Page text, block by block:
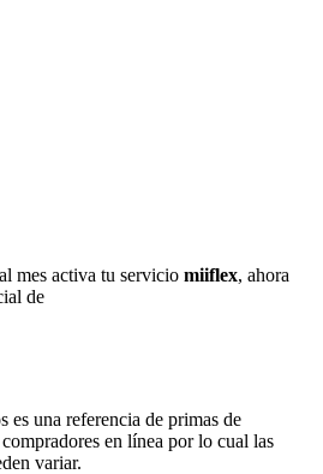
mes activa tu servicio miiflex, ahora
de
es una referencia de primas de
en línea por lo cual las
variar.